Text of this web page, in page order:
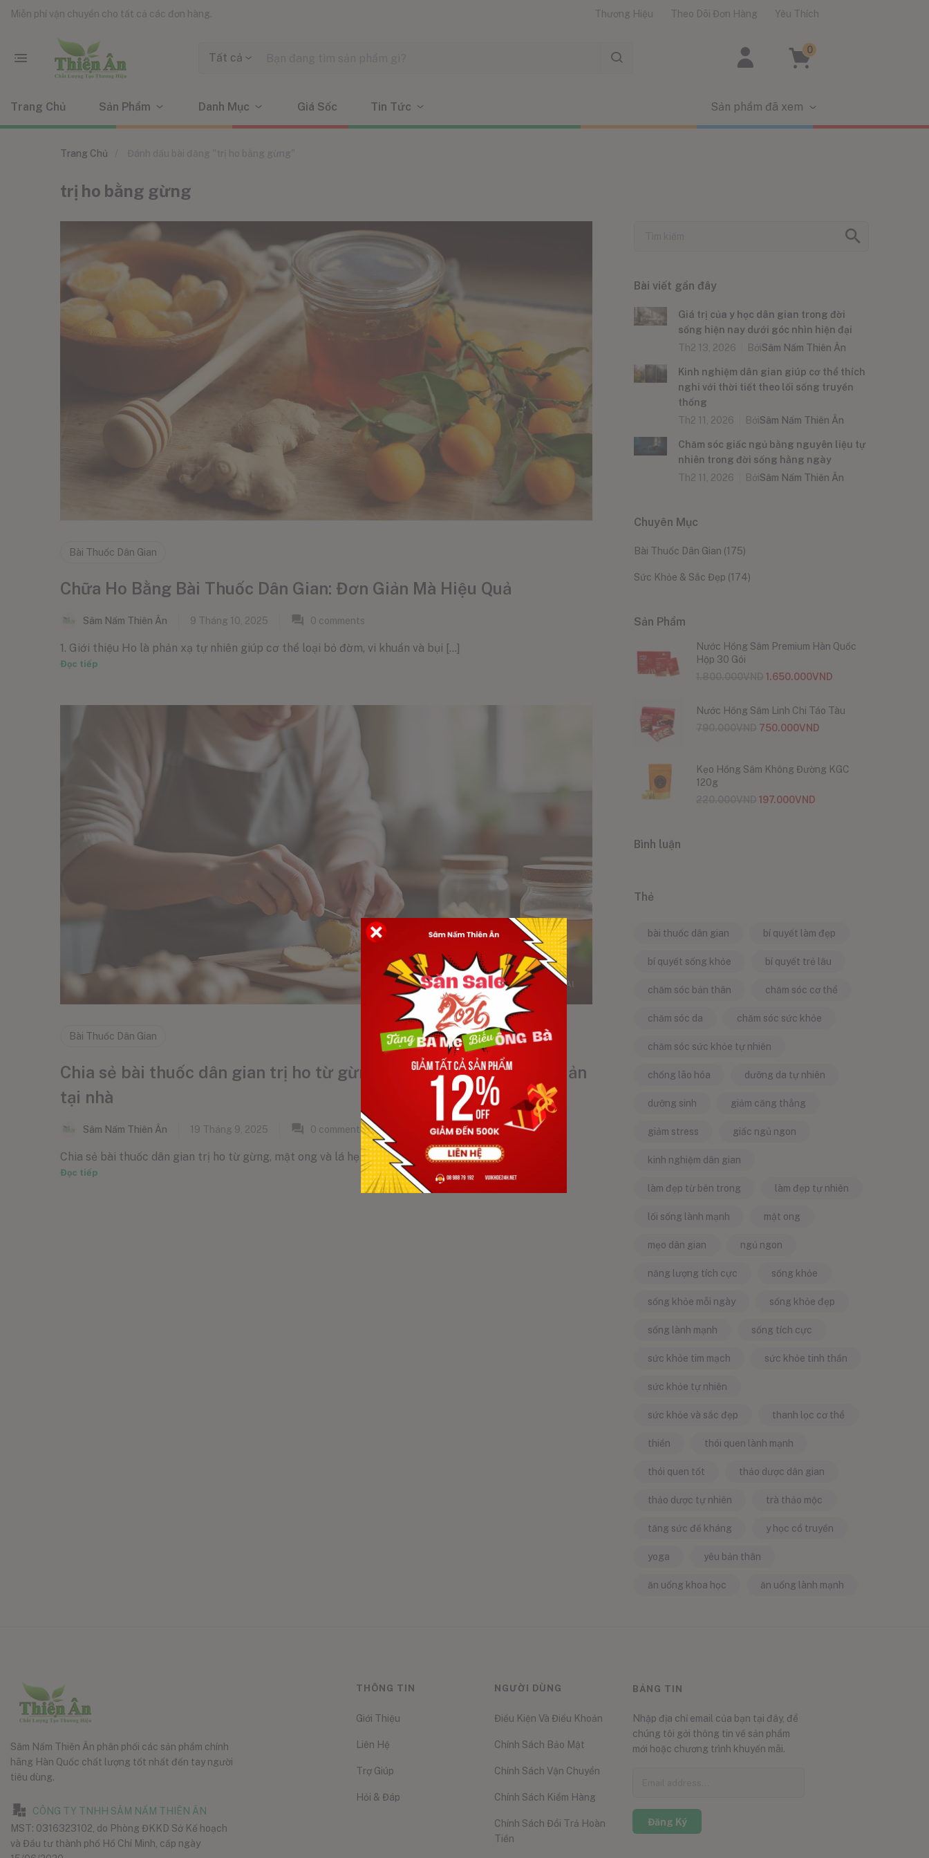
Miễn phí vận chuyển cho tất cả các đơn hàng. Thương Hiệu Theo Dõi Đơn Hàng Yêu Thích
Tất cả
0
Trang Chủ Sản Phẩm Danh Mục Giá Sốc Tin Tức Sản phẩm đã xem
Trang Chủ
trị ho bằng gừng
Bài Thuốc Dân Gian
Chữa Ho Bằng Bài Thuốc Dân Gian: Đơn Giản Mà Hiệu Quả
Sâm Nấm Thiên Ân 9 Tháng 10, 2025 0 comments
1. Giới thiệu Ho là phản xạ tự nhiên giúp cơ thể loại bỏ đờm, vi khuẩn và bụi [...]
Đọc tiếp
Bài Thuốc Dân Gian
Chia sẻ bài thuốc dân gian trị ho từ gừng, mật ong và lá hẹ đơn giản
tại nhà
Sâm Nấm Thiên Ân 19 Tháng 9, 2025 0 comments
Chia sẻ bài thuốc dân gian trị ho từ gừng, mật ong và lá hẹ đơn giản tại nhà [...]
Đọc tiếp
Bài viết gần đây
Giá trị của y học dân gian trong đời
sống hiện nay dưới góc nhìn hiện đại
Th2 13, 2026
BởiSâm Nấm Thiên Ân
Kinh nghiệm dân gian giúp cơ thể thích
nghi với thời tiết theo lối sống truyền
thống
Th2 11, 2026
BởiSâm Nấm Thiên Ân
Chăm sóc giấc ngủ bằng nguyên liệu tự
nhiên trong đời sống hằng ngày
Th2 11, 2026
BởiSâm Nấm Thiên Ân
Chuyên Mục
Bài Thuốc Dân Gian (175)
Sức Khỏe & Sắc Đẹp (174)
Sản Phẩm
Nước Hồng Sâm Premium Hàn Quốc
Hộp 30 Gói
1.650.000VND
Nước Hồng Sâm Linh Chi Táo Tàu
750.000VND
Kẹo Hồng Sâm Không Đường KGC
120g
197.000VND
Bình luận
Thẻ
bài thuốc dân gian bí quyết làm đẹp
bí quyết sống khỏe bí quyết trẻ lâu
chăm sóc bản thân chăm sóc cơ thể
chăm sóc da chăm sóc sức khỏe
chăm sóc sức khỏe tự nhiên
chống lão hóa dưỡng da tự nhiên
dưỡng sinh giảm căng thẳng
giảm stress giấc ngủ ngon
kinh nghiệm dân gian
làm đẹp từ bên trong làm đẹp tự nhiên
lối sống lành mạnh mật ong
mẹo dân gian ngủ ngon
năng lượng tích cực sống khỏe
sống khỏe mỗi ngày sống khỏe đẹp
sống lành mạnh sống tích cực
sức khỏe tim mạch sức khỏe tinh thần
sức khỏe tự nhiên
sức khỏe và sắc đẹp thanh lọc cơ thể
thiền thói quen lành mạnh
thói quen tốt thảo dược dân gian
thảo dược tự nhiên trà thảo mộc
tăng sức đề kháng y học cổ truyền
yoga yêu bản thân
ăn uống khoa học ăn uống lành mạnh
Sâm Nấm Thiên Ân phân phối các sản phẩm chính
hãng Hàn Quốc chất lượng tốt nhất đến tay người
tiêu dùng.
CÔNG TY TNHH SÂM NẤM THIÊN ÂN
MST: 0316323102, do Phòng ĐKKD Sở Kế hoạch
và Đầu tư thành phố Hồ Chí Minh, cấp ngày
THÔNG TIN
Giới Thiệu
Liên Hệ
Trợ Giúp
Hỏi & Đáp
NGƯỜI DÙNG
Điều Kiện Và Điều Khoản
Chính Sách Bảo Mật
Chính Sách Vận Chuyển
Chính Sách Kiểm Hàng
Chính Sách Đổi Trả Hoàn
Tiền
BẢNG TIN
Nhập địa chỉ email của bạn tại đây, để
chúng tôi gởi thông tin về sản phẩm
mới hoặc chương trình khuyến mãi.
Đăng Ký